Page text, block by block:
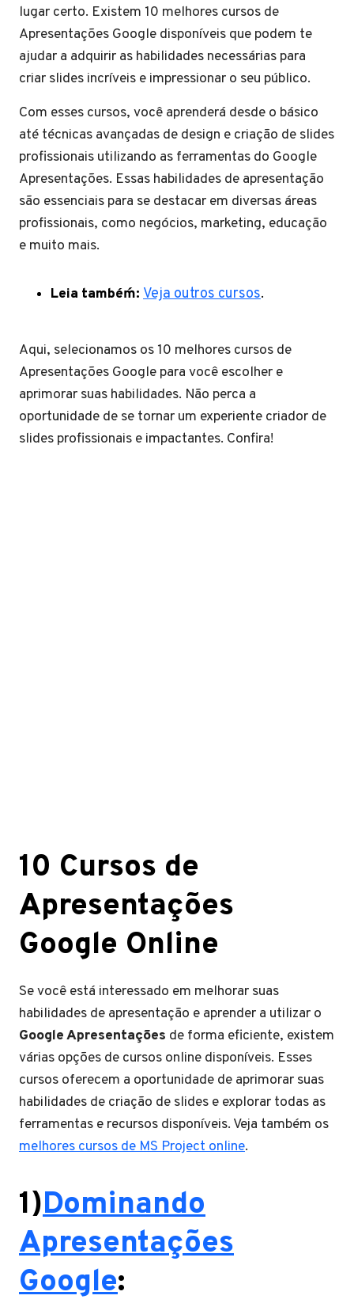
lugar certo. Existem 10 melhores cursos de
Apresentações Google disponíveis que podem te
ajudar a adquirir as habilidades necessárias para
criar slides incríveis e impressionar o seu público.
Com esses cursos, você aprenderá desde o básico
até técnicas avançadas de design e criação de slides
profissionais utilizando as ferramentas do Google
Apresentações. Essas habilidades de apresentação
são essenciais para se destacar em diversas áreas
profissionais, como negócios, marketing, educação
e muito mais.
Leia tambéḿ: Veja outros cursos.
Aqui, selecionamos os 10 melhores cursos de
Apresentações Google para você escolher e
aprimorar suas habilidades. Não perca a
oportunidade de se tornar um experiente criador de
slides profissionais e impactantes. Confira!
10 Cursos de
Apresentações
Google Online
Se você está interessado em melhorar suas
habilidades de apresentação e aprender a utilizar o
Google Apresentações de forma eficiente, existem
várias opções de cursos online disponíveis. Esses
cursos oferecem a oportunidade de aprimorar suas
habilidades de criação de slides e explorar todas as
ferramentas e recursos disponíveis. Veja também os
melhores cursos de MS Project online.
1)Dominando
Apresentações
Google: